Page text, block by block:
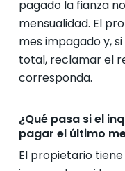
pagado la fianza
mensualidad. El
mes impagado y,
total, reclamar el
corresponda.
¿Qué pasa si el
pagar el último
El propietario